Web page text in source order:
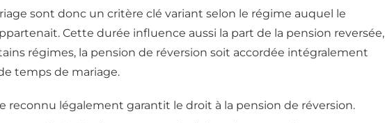
sont donc un critère clé variant selon le régime auquel le
Cette durée influence aussi la part de la pension reversée,
régimes, la pension de réversion soit accordée intégralement
temps de mariage.
reconnu légalement garantit le droit à la pension de réversion.